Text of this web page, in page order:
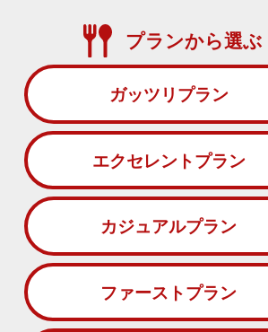
プランから選ぶ
ガッツリプラン
エクセレントプラン
カジュアルプラン
ファーストプラン